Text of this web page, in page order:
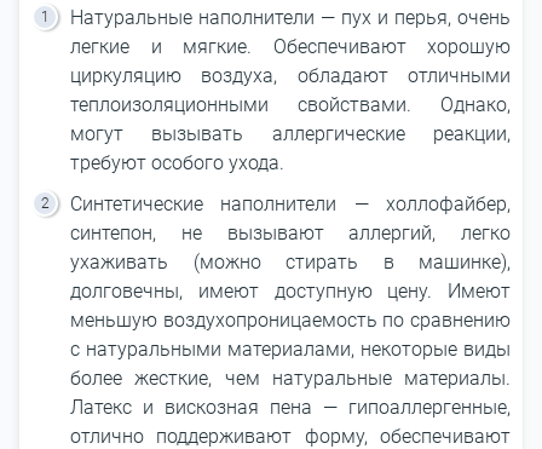
Натуральные наполнители ― пух и перья, очень
легкие и мягкие. Обеспечивают хорошую
циркуляцию воздуха, обладают отличными
теплоизоляционными свойствами. Однако,
могут вызывать аллергические реакции,
требуют особого ухода.
Синтетические наполнители ― холлофайбер,
синтепон, не вызывают аллергий, легко
ухаживать (можно стирать в машинке),
долговечны, имеют доступную цену. Имеют
меньшую воздухопроницаемость по сравнению
с натуральными материалами, некоторые виды
более жесткие, чем натуральные материалы.
Латекс и вискозная пена ― гипоаллергенные,
отлично поддерживают форму, обеспечивают